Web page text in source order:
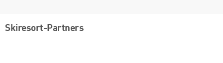
Skiresort-Partners